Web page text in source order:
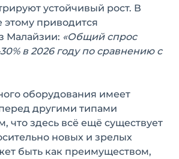
устойчивый рост. В
приводится
Малайзии: «Общий спрос
в 2026 году по сравнению с
оборудования имеет
другими типами
что здесь всё ещё существует
новых и зрелых
быть как преимуществом,